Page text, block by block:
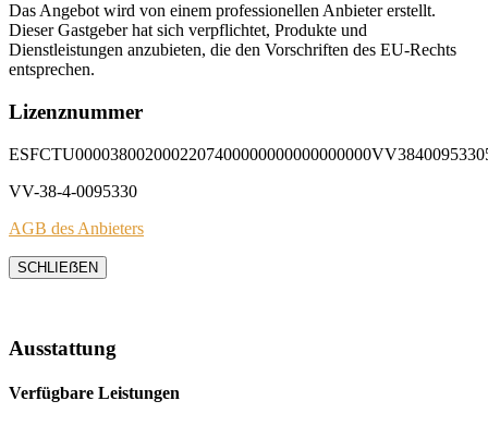
Das Angebot wird von einem professionellen Anbieter erstellt.
Dieser Gastgeber hat sich verpflichtet, Produkte und
Dienstleistungen anzubieten, die den Vorschriften des EU-Rechts
entsprechen.
Lizenznummer
VV-38-4-0095330
AGB des Anbieters
SCHLIEẞEN
Ausstattung
Verfügbare Leistungen